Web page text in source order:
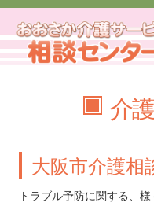
介
大阪市介護相
トラブル予防に関する、